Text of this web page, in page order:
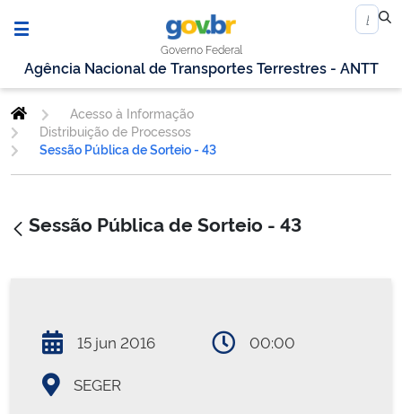
Governo Federal
Agência Nacional de Transportes Terrestres - ANTT
Acesso à Informação
Distribuição de Processos
Sessão Pública de Sorteio - 43
Sessão Pública de Sorteio - 43
15 jun 2016 00:00
SEGER